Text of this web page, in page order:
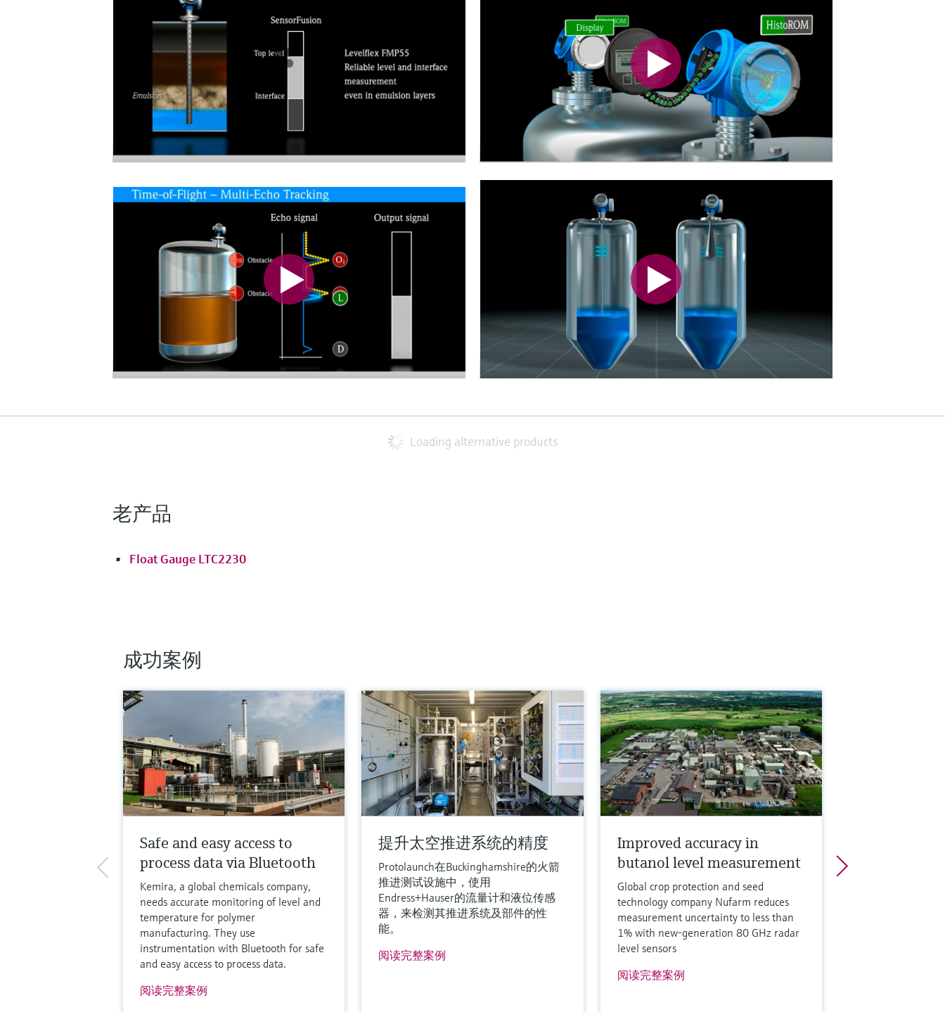
Loading alternative products
老产品
Float Gauge LTC2230
成功案例
Safe and easy access to
process data via Bluetooth
Kemira, a global chemicals company,
needs accurate monitoring of level and
temperature for polymer
manufacturing. They use
instrumentation with Bluetooth for safe
and easy access to process data.
阅读完整案例
提升太空推进系统的精度
Protolaunch在Buckinghamshire的火箭
推进测试设施中，使用
Endress+Hauser的流量计和液位传感
器，来检测其推进系统及部件的性
能。
阅读完整案例
Improved accuracy in
butanol level measurement
Global crop protection and seed
technology company Nufarm reduces
measurement uncertainty to less than
1% with new-generation 80 GHz radar
level sensors
阅读完整案例